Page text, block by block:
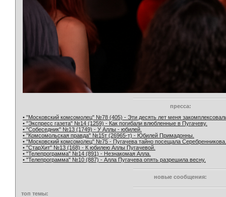
пресса:
• "Московский комсомолец" №78 (405) - Эти десять лет меня
• "Экспресс газета" №14 (1259) - Как погибали влюбленные в Пугачеву.
• "Собеседник" №13 (1749) - У Аллы - юбилей.
• "Комсомольская правда" №15т (26965-т) - Юбилей Примадонны.
• "Московский комсомолец" №75 - Пугачева тайно посещала Серебренникова.
• "СтарХит" №13 (168) - К юбилею Аллы Пугачевой.
• "Телепрограмма" №14 (891) - Незнакомая Алла.
• "Телепрограмма" №10 (887) - Алла Пугачева опять разрешила весну.
новые сообщения:
топ темы: